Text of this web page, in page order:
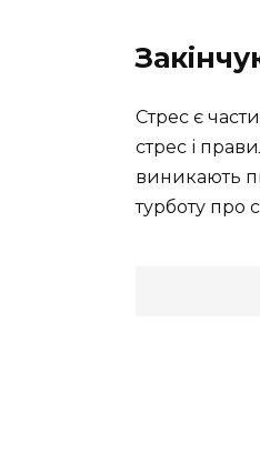
Стрес є
стрес і
виникають
турботу про